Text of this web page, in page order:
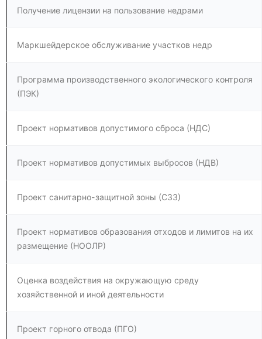
Получение лицензии на пользование недрами
Маркшейдерское обслуживание участков недр
Программа производственного экологического контроля
(ПЭК)
Проект нормативов допустимого сброса (НДС)
Проект нормативов допустимых выбросов (НДВ)
Проект санитарно-защитной зоны (СЗЗ)
Проект нормативов образования отходов и лимитов на их
размещение (НООЛР)
Оценка воздействия на окружающую среду
хозяйственной и иной деятельности
Проект горного отвода (ПГО)